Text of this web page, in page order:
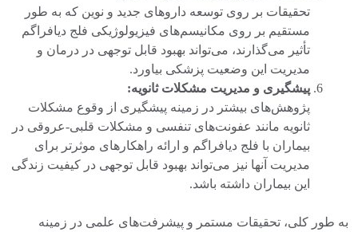
تحقیقات بر روی توسعه داروهای جدید و نوین که به طور
مستقیم بر روی مکانیسم‌های فیزیولوژیکی فلج دیافراگم
تأثیر می‌گذارند، می‌تواند بهبود قابل توجهی در درمان و
مدیریت این وضعیت پزشکی بیاورد.
پیشگیری و مدیریت مشکلات ثانویه:
پژوهش‌های بیشتر در زمینه پیشگیری از وقوع مشکلات
ثانویه مانند عفونت‌های تنفسی و مشکلات قلبی-عروقی در
بیماران با فلج دیافراگم و ارائه راهکارهای موثرتر برای
مدیریت آنها نیز می‌تواند بهبود قابل توجهی در کیفیت زندگی
این بیماران داشته باشد.
به طور کلی، تحقیقات مستمر و پیشرفت‌های علمی در زمینه